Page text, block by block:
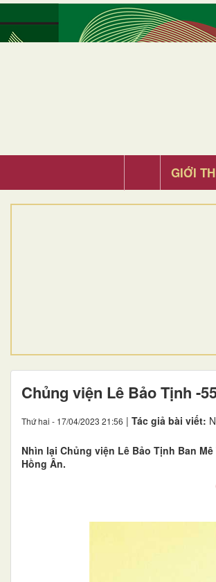
GIỚI
Chủng viện Lê Bảo Tịnh -
Thứ hai - 17/04/2023 21:56 | Tác giả bài viết:
Nhìn lại Chủng viện Lê Bảo Tịnh Ban
Hồng Ân.